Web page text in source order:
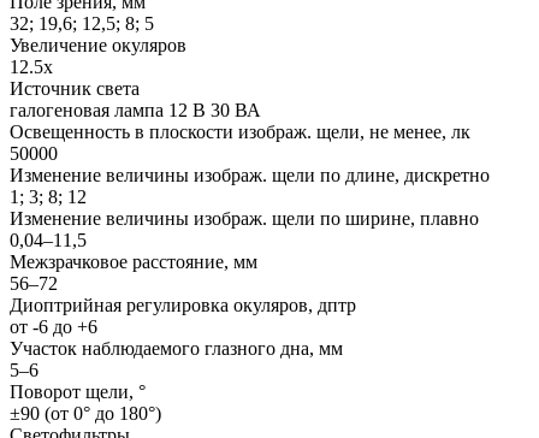
32; 19,6; 12,5; 8; 5
Увеличение окуляров
12.5x
Источник света
галогеновая лампа 12 В 30 ВА
Освещенность в плоскости изображ. щели, не менее, лк
50000
Изменение величины изображ. щели по длине, дискретно
1; 3; 8; 12
Изменение величины изображ. щели по ширине, плавно
0,04–11,5
Межзрачковое расстояние, мм
56–72
Диоптрийная регулировка окуляров, дптр
от -6 до +6
Участок наблюдаемого глазного дна, мм
5–6
Поворот щели, °
±90 (от 0° до 180°)